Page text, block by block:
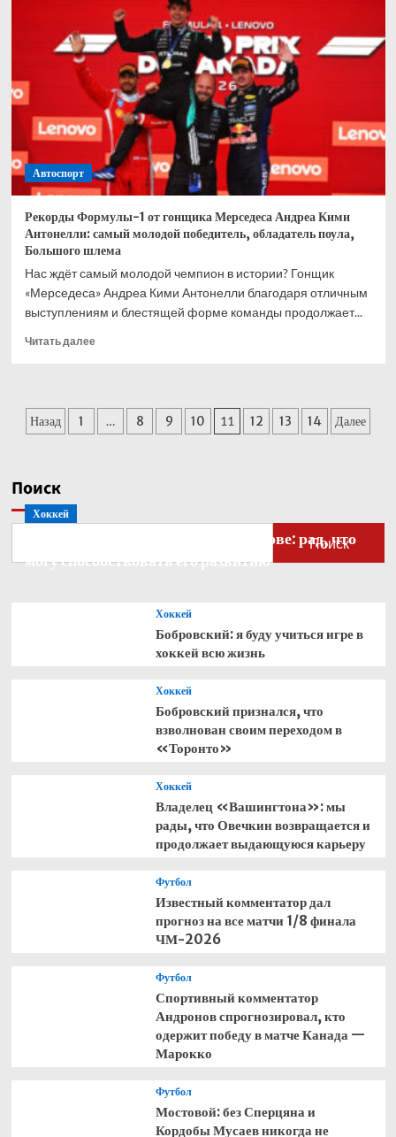
Петрова
Гран-
при
Канады:
борьба
гонщиков
Мерседеса,
плохой
регламент,
ошибка
Макларена
шинами,
шансы
Антонелли
Автоспорт
Рекорды Формулы-1 от гонщика Мерседеса Андреа Кими
Антонелли: самый молодой победитель, обладатель поула,
Большого шлема
Нас ждёт самый молодой чемпион в истории? Гонщик
«Мерседеса» Андреа Кими Антонелли благодаря отличным
выступлениям и блестящей форме команды продолжает...
Читать далееПрочитать
Формулы-1
самый
Пагинация
Назад 1 … 8 9 10 11 12 13 14 Далее
Поиск
Поиск
Хоккей
Бобровский — о голкипере Ахтямове: рад, что
могу способствовать его развитию
Хоккей
Бобровский: я буду учиться игре в
хоккей всю жизнь
Хоккей
Бобровский признался, что
взволнован своим переходом в
«Торонто»
Хоккей
Владелец «Вашингтона»: мы
рады, что Овечкин возвращается и
продолжает выдающуюся карьеру
Футбол
Известный комментатор дал
прогноз на все матчи 1/8 финала
ЧМ-2026
Футбол
Спортивный комментатор
Андронов спрогнозировал, кто
одержит победу в матче Канада —
Марокко
Футбол
Мостовой: без Сперцяна и
Кордобы Мусаев никогда не